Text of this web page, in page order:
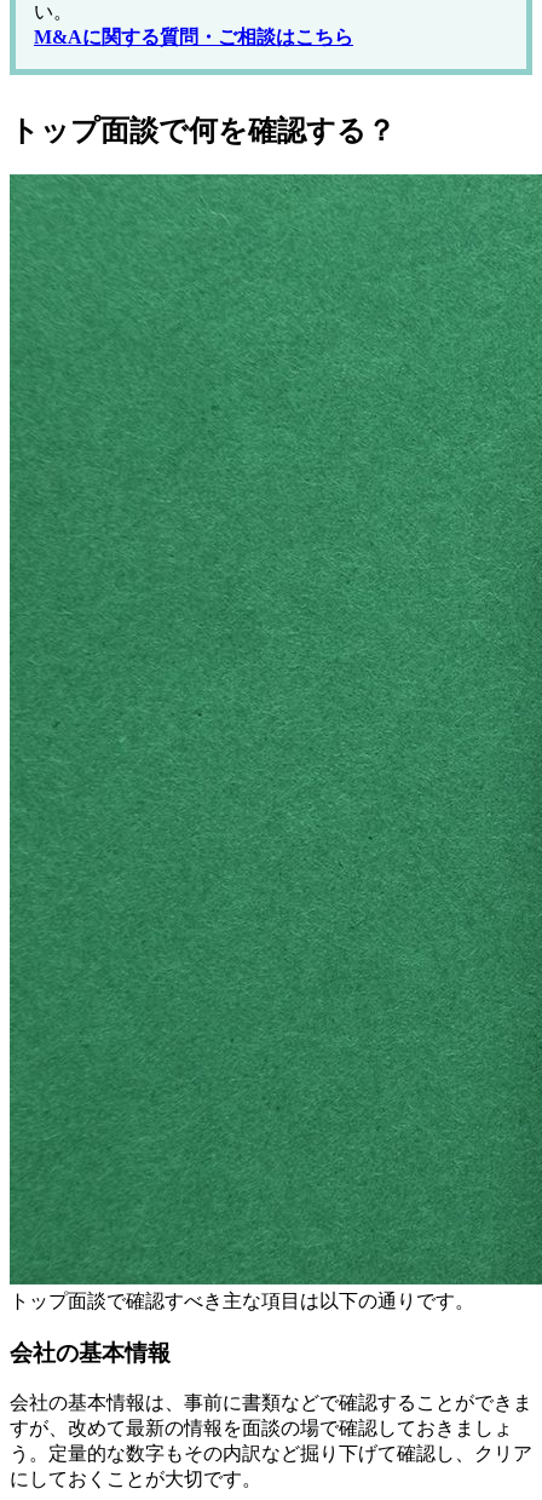
い。
M&Aに関する質問・ご相談はこちら
トップ面談で何を確認する？
トップ面談で確認すべき主な項目は以下の通りです。
会社の基本情報
会社の基本情報は、事前に書類などで確認することができま
すが、改めて最新の情報を面談の場で確認しておきましょ
う。定量的な数字もその内訳など掘り下げて確認し、クリア
にしておくことが大切です。